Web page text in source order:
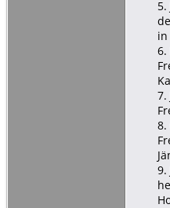
in
6.
7.
8.
9.